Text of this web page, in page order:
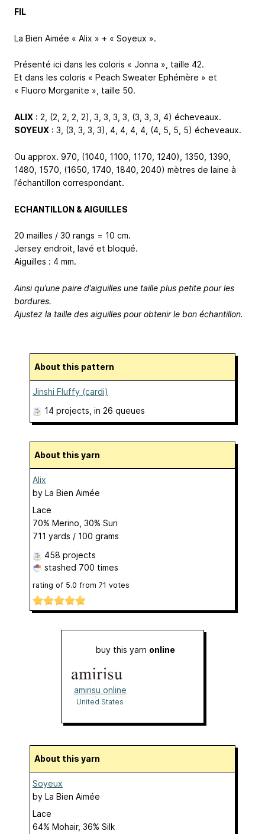
FIL
La Bien Aimée « Alix » + « Soyeux ».
Présenté ici dans les coloris « Jonna », taille 42.
Et dans les coloris « Peach Sweater Ephémère » et
« Fluoro Morganite », taille 50.
ALIX : 2, (2, 2, 2, 2), 3, 3, 3, 3 , (3, 3, 3, 4) écheveaux.
SOYEUX : 3, (3, 3, 3, 3), 4, 4, 4, 4 , (4, 5, 5, 5) écheveaux.
Ou approx. 970, (1040, 1100, 1170, 1240), 1350, 1390,
1480, 1570 , (1650, 1740, 1840, 2040) mètres de laine à
l’échantillon correspondant.
ECHANTILLON & AIGUILLES
20 mailles / 30 rangs = 10 cm.
Jersey endroit, lavé et bloqué.
Aiguilles : 4 mm.
Ainsi qu’une paire d’aiguilles une taille plus petite pour les
bordures.
Ajustez la taille des aiguilles pour obtenir le bon échantillon.
About this pattern
Jinshi Fluffy (cardi)
14 projects , in 26 queues
About this yarn
Alix
by La Bien Aimée
Lace
70% Merino, 30% Suri
711 yards / 100 grams
458 projects
stashed 700 times
rating of 5.0 from 71 votes
buy this yarn online
amirisu online
shop
United States
About this yarn
Soyeux
by La Bien Aimée
Lace
64% Mohair, 36% Silk